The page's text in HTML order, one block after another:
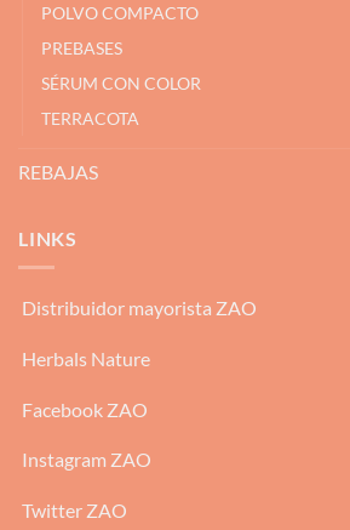
POLVO COMPACTO
PREBASES
SÉRUM CON COLOR
TERRACOTA
REBAJAS
LINKS
Distribuidor mayorista ZAO
Herbals Nature
Facebook ZAO
Instagram ZAO
Twitter ZAO